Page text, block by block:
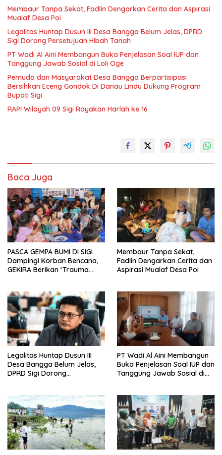
Membaur Tanpa Sekat, Fadlin Dengarkan Cerita dan Aspirasi
Mualaf Desa Poi
Legalitas Huntap Dusun III Desa Bangga Belum Jelas, DPRD
Sigi Dorong Persetujuan Hibah Tanah
PT Wadi Al Aini Membangun Buka Penjelasan Soal IUP dan
Tanggung Jawab Sosial di Loli Oge
Pemuda dan Masyarakat Desa Bangga Berpartisipasi
Bersihkan Eceng Gondok Di Danau Lindu Dukung Program
Bupati Sigi
RAPI Wilayah 09 Sigi Rayakan Harlah ke 16
Baca Juga
PASCA GEMPA BUMI DI SIGI
Dampingi Korban Bencana,
GEKIRA Berikan ‘Trauma
Membaur Tanpa Sekat,
Fadlin Dengarkan Cerita dan
Aspirasi Mualaf Desa Poi
Legalitas Huntap Dusun III
Desa Bangga Belum Jelas,
DPRD Sigi Dorong
PT Wadi Al Aini Membangun
Buka Penjelasan Soal IUP dan
Tanggung Jawab Sosial di